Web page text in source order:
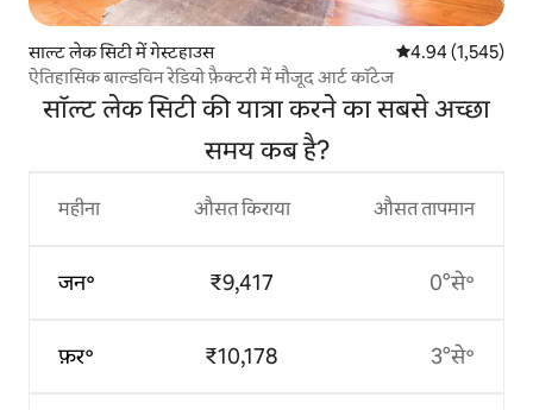
साल्ट लेक सिटी में गेस्टहाउस औसत रेटिंग 5 में से
4.94 (1,545)
ऐतिहासिक बाल्डविन रेडियो फ़ैक्टरी में मौजूद आर्ट कॉटेज
सॉल्ट लेक सिटी की यात्रा करने का सबसे अच्छा
समय कब है?
महीना
जन॰
फ़र॰
औसत किराया
₹9,417
₹10,178
औसत तापमान
0°से॰
3°से॰